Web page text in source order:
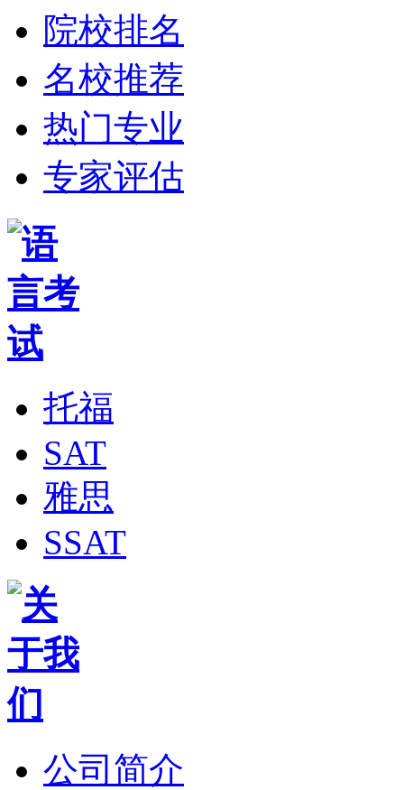
院校排名
名校推荐
热门专业
专家评估
托福
SAT
雅思
SSAT
公司简介